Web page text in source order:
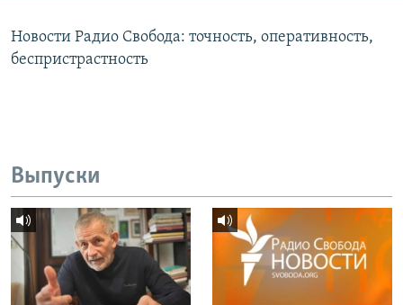
Новости Радио Свобода: точность, оперативность,
беспристрастность
Выпуски